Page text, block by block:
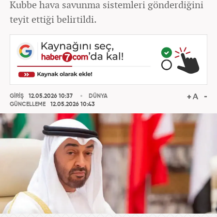
Kubbe hava savunma sistemleri gönderdiğini
teyit ettiği belirtildi.
GİRİŞ
12.05.2026 10:37
GÜNCELLEME
12.05.2026 10:43
DÜNYA